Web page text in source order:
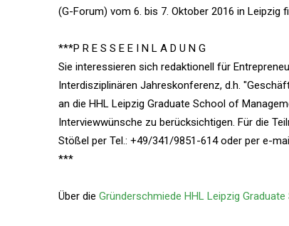
(G-Forum) vom 6. bis 7. Oktober 2016 in Leipzig
***P R E S S E E I N L A D U N G
Sie interessieren sich redaktionell für
Interdisziplinären Jahreskonferenz, d.h.
an die HHL Leipzig Graduate School of
Interviewwünsche zu berücksichtigen. Für die
Stößel per Tel.: +49/341/9851-614 oder per e-
***
Über die Gründerschmiede HHL Leipzig